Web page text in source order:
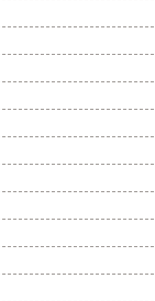
お過ごしですか？
行きました
外
いました
ここの
早い早い
ってきたので、海
、海なら ...
11/19
に行きたい…！！
装専門店＊
は暖かくて過ごし
脇祐史君はバリ島に
写真が送られてき